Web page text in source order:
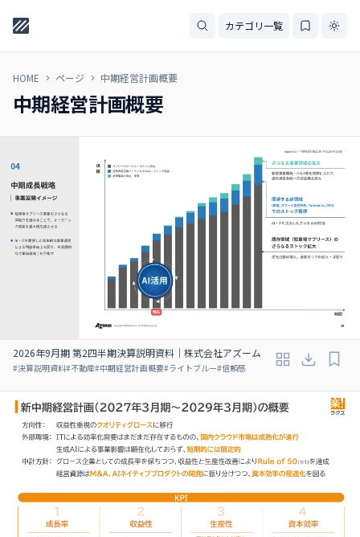
カテゴリ一覧
HOME ページ 中期経営計画概要
中期経営計画概要
2026年9⽉期 第2四半期決算説明資料｜株式会社アズーム
#決算説明資料#不動産#中期経営計画概要#ライトブルー#信頼感